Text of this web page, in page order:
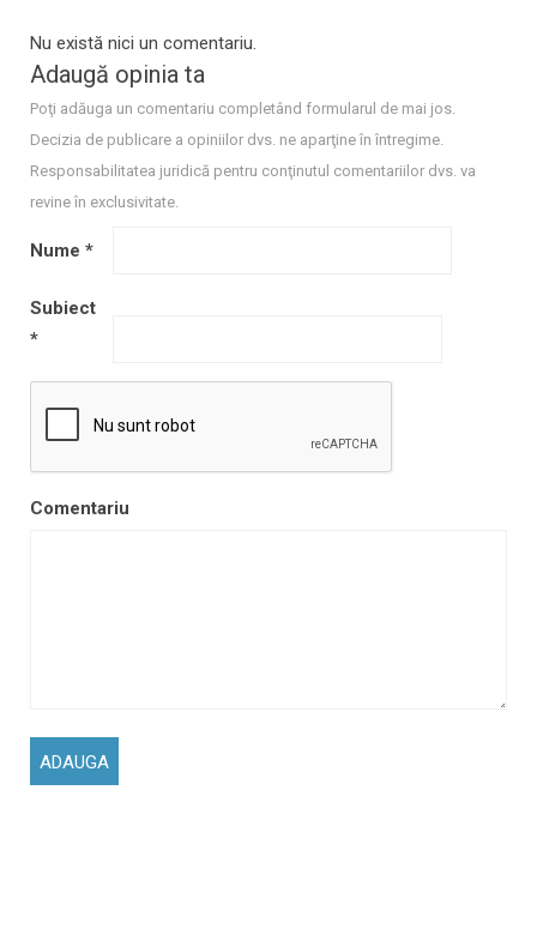
Nu există nici un comentariu.
Adaugă opinia ta
Poţi adăuga un comentariu completând formularul de mai jos.
Decizia de publicare a opiniilor dvs. ne aparţine în întregime.
Responsabilitatea juridică pentru conţinutul comentariilor dvs. va
revine în exclusivitate.
Nume *
Subiect
*
Comentariu